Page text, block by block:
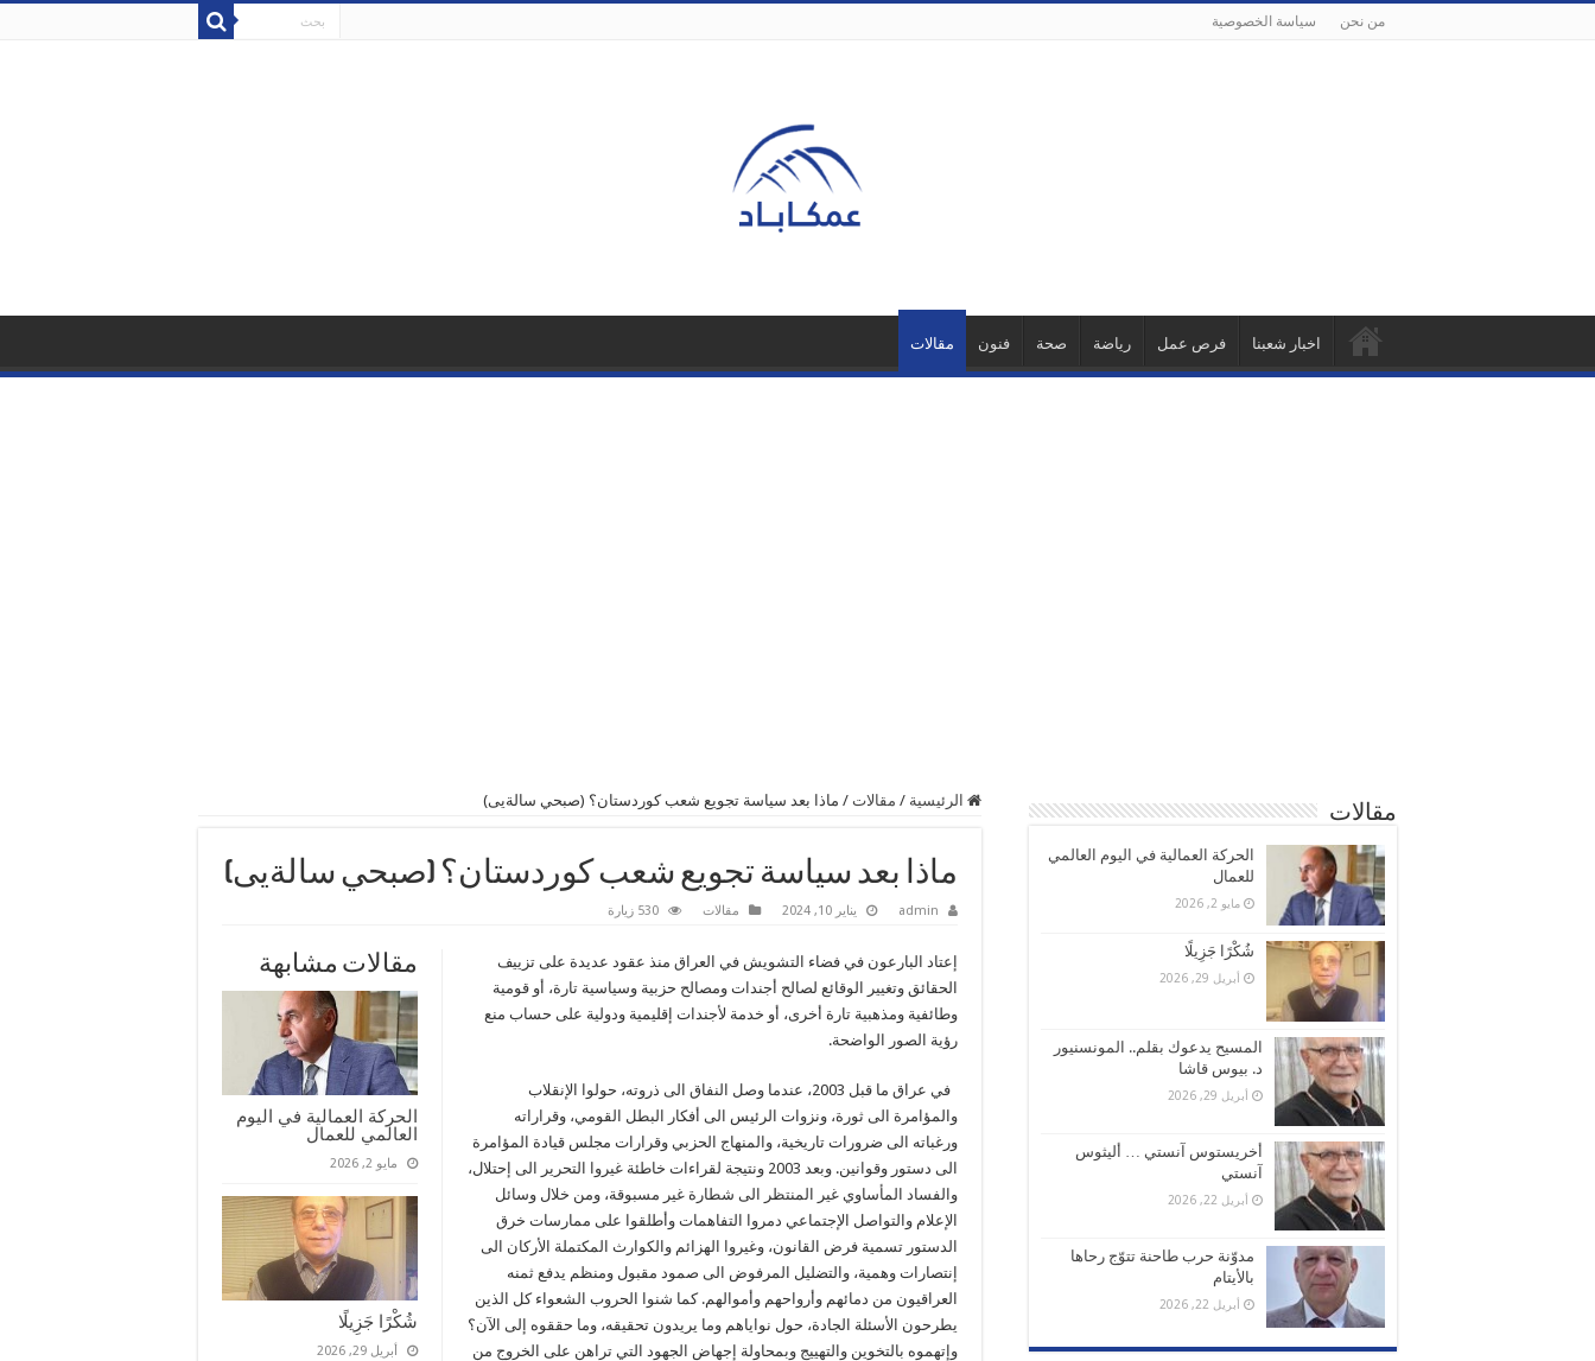
من نحن سياسة الخصوصية
اخبار شعبنا فرص عمل رياضة صحة فنون مقالات
الرئيسية / مقالات / ماذا بعد سياسة تجويع شعب كوردستان؟ (صبحي سالةيى)
ماذا بعد سياسة تجويع شعب كوردستان؟ (صبحي سالةيى)
admin يناير 10, 2024 مقالات 530 زيارة
مقالات مشابهة
الحركة العمالية في اليوم
العالمي للعمال
مايو 2, 2026
شُكْرًا جَزِيلًا
أبريل 29, 2026
إعتاد البارعون في فضاء التشويش في العراق منذ عقود عديدة على تزييف
الحقائق وتغيير الوقائع لصالح أجندات ومصالح حزبية وسياسية تارة، أو قومية
وطائفية ومذهبية تارة أخرى، أو خدمة لأجندات إقليمية ودولية على حساب منع
رؤية الصور الواضحة.
في عراق ما قبل 2003، عندما وصل النفاق الى ذروته، حولوا الإنقلاب
والمؤامرة الى ثورة، ونزوات الرئيس الى أفكار البطل القومي، وقراراته
ورغباته الى ضرورات تاريخية، والمنهاج الحزبي وقرارات مجلس قيادة المؤامرة
الى دستور وقوانين. وبعد 2003 ونتيجة لقراءات خاطئة غيروا التحرير الى إحتلال،
والفساد المأساوي غير المنتظر الى شطارة غير مسبوقة، ومن خلال وسائل
الإعلام والتواصل الإجتماعي دمروا التفاهمات وأطلقوا على ممارسات خرق
الدستور تسمية فرض القانون، وغيروا الهزائم والكوارث المكتملة الأركان الى
إنتصارات وهمية، والتضليل المرفوض الى صمود مقبول ومنظم يدفع ثمنه
العراقيون من دمائهم وأرواحهم وأموالهم. كما شنوا الحروب الشعواء كل الذين
يطرحون الأسئلة الجادة، حول نواياهم وما يريدون تحقيقه، وما حققوه إلى الآن؟
وإتهموه بالتخوين والتهييج وبمحاولة إجهاض الجهود التي تراهن على الخروج من
مقالات
الحركة العمالية في اليوم العالمي
للعمال
مايو 2, 2026
شُكْرًا جَزِيلًا
أبريل 29, 2026
المسيح يدعوك بقلم.. المونسنيور
د. بيوس قاشا
أبريل 29, 2026
أخريستوس آنستي … أليثوس
آنستي
أبريل 22, 2026
مدوّنة حرب طاحنة تتوّج رحاها
بالأيتام
أبريل 22, 2026